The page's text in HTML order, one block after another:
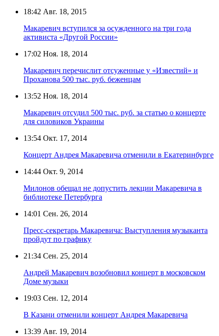
18:42 Авг. 18, 2015
Макаревич вступился за осужденного на три года
активиста «Другой России»
17:02 Ноя. 18, 2014
Макаревич перечислит отсуженные у «Известий» и
Проханова 500 тыс. руб. беженцам
13:52 Ноя. 18, 2014
Макаревич отсудил 500 тыс. руб. за статью о концерте
для силовиков Украины
13:54 Окт. 17, 2014
Концерт Андрея Макаревича отменили в Екатеринбурге
14:44 Окт. 9, 2014
Милонов обещал не допустить лекции Макаревича в
библиотеке Петербурга
14:01 Сен. 26, 2014
Пресс-секретарь Макаревича: Выступления музыканта
пройдут по графику
21:34 Сен. 25, 2014
Андрей Макаревич возобновил концерт в московском
Доме музыки
19:03 Сен. 12, 2014
В Казани отменили концерт Андрея Макаревича
13:39 Авг. 19, 2014